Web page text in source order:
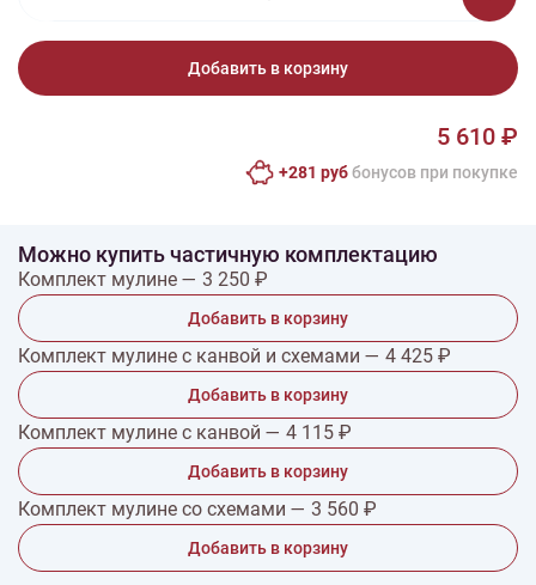
Добавить в корзину
5 610 ₽
+281 руббонусов при покупке
Можно купить частичную комплектацию
Комплект мулине — 3 250 ₽
Добавить в корзину
Комплект мулине с канвой и схемами — 4 425 ₽
Добавить в корзину
Комплект мулине с канвой — 4 115 ₽
Добавить в корзину
Комплект мулине со схемами — 3 560 ₽
Добавить в корзину